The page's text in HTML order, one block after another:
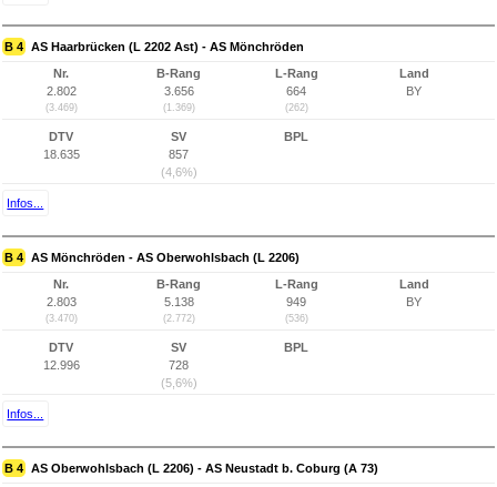
B 4 AS Haarbrücken (L 2202 Ast) - AS Mönchröden
Nr.
2.802
(3.469)
B-Rang
3.656
(1.369)
L-Rang
664
(262)
Land
BY
DTV
18.635
SV
857
(4,6%)
BPL
Infos...
B 4 AS Mönchröden - AS Oberwohlsbach (L 2206)
Nr.
2.803
(3.470)
B-Rang
5.138
(2.772)
L-Rang
949
(536)
Land
BY
DTV
12.996
SV
728
(5,6%)
BPL
Infos...
B 4 AS Oberwohlsbach (L 2206) - AS Neustadt b. Coburg (A 73)